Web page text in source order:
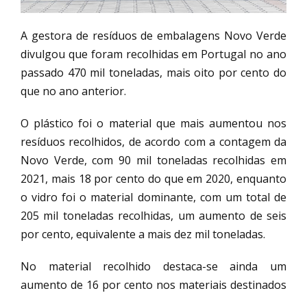
A gestora de resíduos de embalagens Novo Verde
divulgou que foram recolhidas em Portugal no ano
passado 470 mil toneladas, mais oito por cento do
que no ano anterior.
O plástico foi o material que mais aumentou nos
resíduos recolhidos, de acordo com a contagem da
Novo Verde, com 90 mil toneladas recolhidas em
2021, mais 18 por cento do que em 2020, enquanto
o vidro foi o material dominante, com um total de
205 mil toneladas recolhidas, um aumento de seis
por cento, equivalente a mais dez mil toneladas.
No material recolhido destaca-se ainda um
aumento de 16 por cento nos materiais destinados